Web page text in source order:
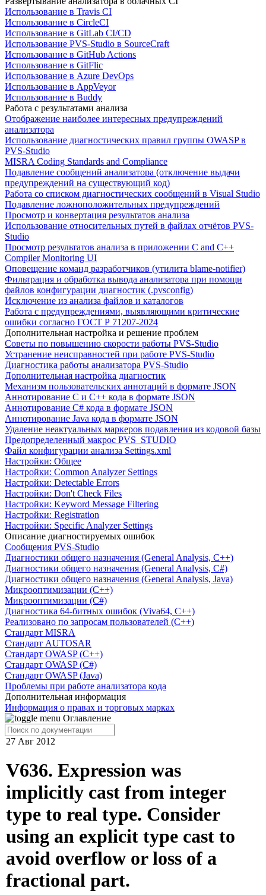
Использование в Travis CI
Использование в CircleCI
Использование в GitLab CI/CD
Использование PVS-Studio в SourceCraft
Использование в GitHub Actions
Использование в GitFlic
Использование в Azure DevOps
Использование в AppVeyor
Использование в Buddy
Работа с результатами анализа
Отображение наиболее интересных предупреждений
анализатора
Использование диагностических правил группы OWASP в
PVS-Studio
MISRA Coding Standards and Compliance
Подавление сообщений анализатора (отключение выдачи
предупреждений на существующий код)
Работа со списком диагностических сообщений в Visual Studio
Подавление ложноположительных предупреждений
Просмотр и конвертация результатов анализа
Использование относительных путей в файлах отчётов PVS-
Studio
Просмотр результатов анализа в приложении C and C++
Compiler Monitoring UI
Оповещение команд разработчиков (утилита blame-notifier)
Фильтрация и обработка вывода анализатора при помощи
файлов конфигурации диагностик (.pvsconfig)
Исключение из анализа файлов и каталогов
Работа с предупреждениями, выявляющими критические
ошибки согласно ГОСТ Р 71207-2024
Дополнительная настройка и решение проблем
Советы по повышению скорости работы PVS-Studio
Устранение неисправностей при работе PVS-Studio
Диагностика работы анализатора PVS-Studio
Дополнительная настройка диагностик
Механизм пользовательских аннотаций в формате JSON
Аннотирование C и C++ кода в формате JSON
Аннотирование C# кода в формате JSON
Аннотирование Java кода в формате JSON
Удаление неактуальных маркеров подавления из кодовой базы
Предопределенный макрос PVS_STUDIO
Файл конфигурации анализа Settings.xml
Настройки: Общее
Настройки: Common Analyzer Settings
Настройки: Detectable Errors
Настройки: Don't Check Files
Настройки: Keyword Message Filtering
Настройки: Registration
Настройки: Specific Analyzer Settings
Описание диагностируемых ошибок
Сообщения PVS-Studio
Диагностики общего назначения (General Analysis, C++)
Диагностики общего назначения (General Analysis, C#)
Диагностики общего назначения (General Analysis, Java)
Микрооптимизации (C++)
Микрооптимизации (C#)
Диагностика 64-битных ошибок (Viva64, C++)
Реализовано по запросам пользователей (C++)
Cтандарт MISRA
Стандарт AUTOSAR
Стандарт OWASP (C++)
Стандарт OWASP (C#)
Стандарт OWASP (Java)
Проблемы при работе анализатора кода
Дополнительная информация
Информация о правах и торговых марках
Оглавление
27 Авг 2012
V636. Expression was
implicitly cast from integer
type to real type. Consider
using an explicit type cast to
avoid overflow or loss of a
fractional part.